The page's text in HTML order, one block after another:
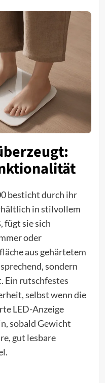
besticht durch ihr
in stilvollem
fügt sie sich
oder
aus gehärtetem
sondern
Ein rutschfestes
selbst wenn die
LED-Anzeige
sobald Gewicht
gut lesbare